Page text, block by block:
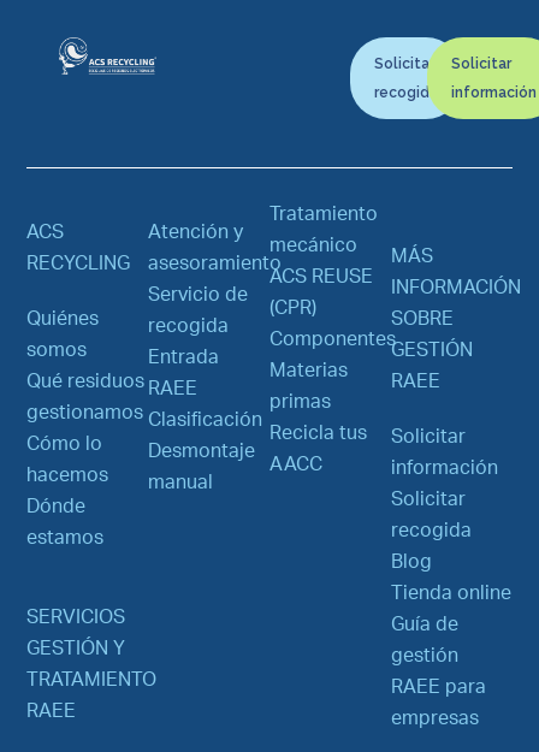
Solicitar
recogida
Solicitar
información
ACS
RECYCLING
Quiénes
somos
Qué residuos
gestionamos
Cómo lo
hacemos
Dónde
estamos
SERVICIOS
GESTIÓN Y
TRATAMIENTO
RAEE
Atención y
asesoramiento
Servicio de
recogida
Entrada
RAEE
Clasificación
Desmontaje
manual
Tratamiento
mecánico
ACS REUSE
(CPR)
Componentes
Materias
primas
Recicla tus
AACC
MÁS
INFORMACIÓN
SOBRE
GESTIÓN
RAEE
Solicitar
información
Solicitar
recogida
Blog
Tienda online
Guía de
gestión
RAEE para
empresas